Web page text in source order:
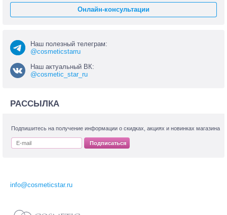
Онлайн-консультации
Наш полезный телеграм:
@cosmeticstarru
Наш актуальный ВК:
@cosmetic_star_ru
РАССЫЛКА
Подпишитесь на получение информации о скидках, акциях и новинках магазина
Подписаться
info@cosmeticstar.ru